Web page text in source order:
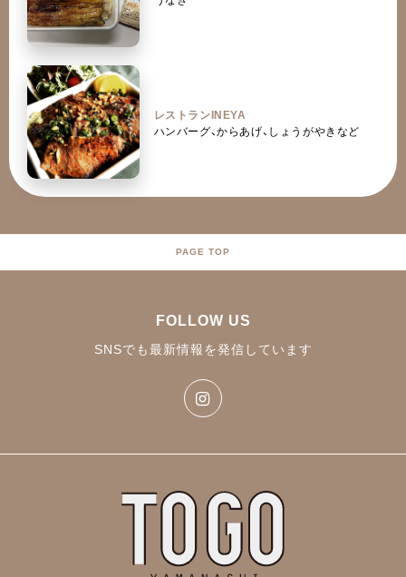
レストランINEYA
ハンバーグ、からあげ、しょうがやきなど
PAGE TOP
FOLLOW US
SNSでも最新情報を発信しています